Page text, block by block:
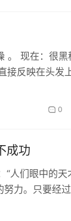
。 现在：很黑
接反映在头发
0
成功
“人们眼中的天
力。只要经过